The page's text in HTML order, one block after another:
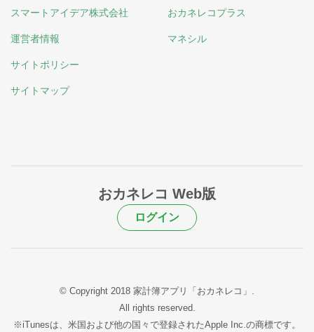
スマートアイデア株式会社
運営者情報
サイトポリシー
サイトマップ
おカネレコプラス
マネシル
おカネレコ Web版
ログイン
© Copyright 2018 家計簿アプリ「おカネレコ」.
All rights reserved.
※iTunesは、米国および他の国々で登録されたApple Inc.の商標です。